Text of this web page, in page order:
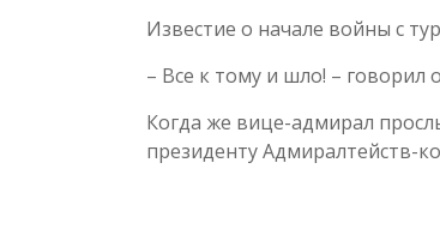
Известие о начале войны с
– Все к тому и шло! –
Когда же вице-адмирал
президенту Адмиралтейств-